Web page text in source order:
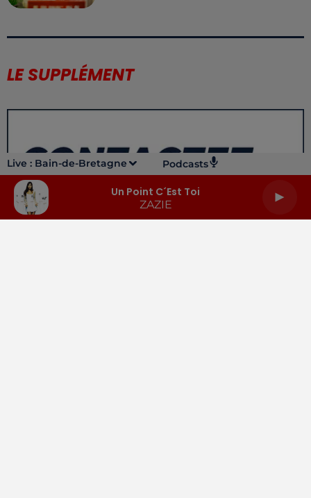
Live : Bain-de-Bretagne Podcasts
Un Point C´est Toi
ZAZIE
LE SUPPLÉMENT